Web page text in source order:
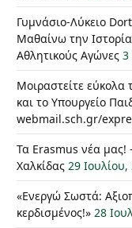
Γυμνάσιο-Λύκειο
Μαθαίνω την
Αθλητικούς Αγώνες 3
Μοιραστείτε εύκολα
και το Υπουργείο
webmail.sch.gr/
Τα Erasmus νέα μας!
Χαλκίδας 29 Ιουλίου,
«Ενεργώ Σωστά:
κερδισμένος!» 28